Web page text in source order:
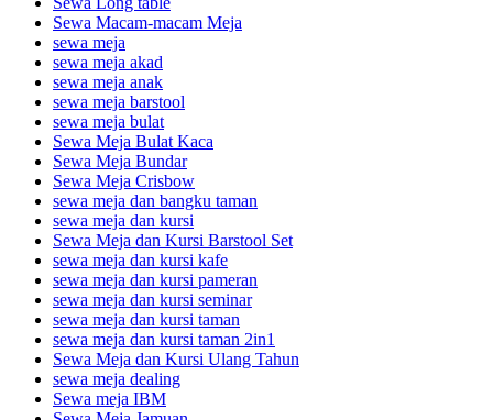
Sewa Macam-macam Meja
sewa meja
sewa meja akad
sewa meja anak
sewa meja barstool
sewa meja bulat
Sewa Meja Bulat Kaca
Sewa Meja Bundar
Sewa Meja Crisbow
sewa meja dan bangku taman
sewa meja dan kursi
Sewa Meja dan Kursi Barstool Set
sewa meja dan kursi kafe
sewa meja dan kursi pameran
sewa meja dan kursi seminar
sewa meja dan kursi taman
sewa meja dan kursi taman 2in1
Sewa Meja dan Kursi Ulang Tahun
sewa meja dealing
Sewa meja IBM